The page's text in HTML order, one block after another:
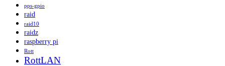
pps-gpio
raid
raid10
raidz
raspberry pi
Rott
RottLAN